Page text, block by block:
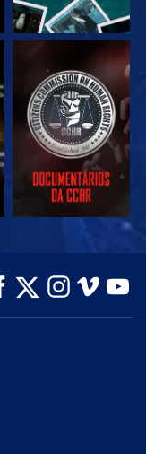
VEJA
EXPLORE A SÉRIE